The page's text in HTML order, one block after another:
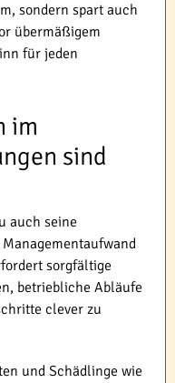
sondern spart auch
übermäßigem
für jeden
im
sind
auch seine
sorgfältige
betriebliche Abläufe
clever zu
und Schädlinge wie